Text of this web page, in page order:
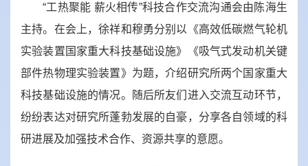
“工热聚能 薪火相传”科技合作交流沟通会由陈海生
主持。在会上，徐祥和穆勇分别以《高效低碳燃气轮机
实验装置国家重大科技基础设施》《吸气式发动机关键
部件热物理实验装置》为题，介绍研究所两个国家重大
科技基础设施的情况。随后所友们进入交流互动环节，
纷纷表达对研究所蓬勃发展的自豪，分享各自领域的科
研进展及加强技术合作、资源共享的意愿。